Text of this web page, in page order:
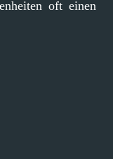
oft einen